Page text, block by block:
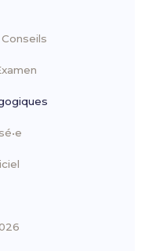
Conseils